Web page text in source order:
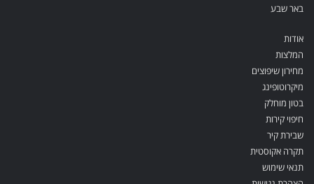
באר שבע
אודות
המלצות
מחירון שיפוצים
מיקרוטופינג
בטון מוחלק
חיפוי קירות
שבירת קיר
תקרה אקוסטית
תנאי שימוש